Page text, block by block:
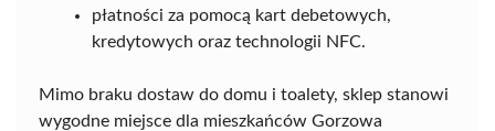
płatności za pomocą kart debetowych,
kredytowych oraz technologii NFC.
Mimo braku dostaw do domu i toalety, sklep stanowi
wygodne miejsce dla mieszkańców Gorzowa